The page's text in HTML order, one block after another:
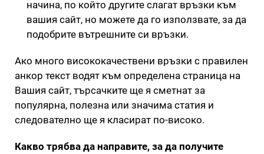
начина, по който другите слагат връзки към
вашия сайт, но можете да го използвате, за да
подобрите вътрешните си връзки.
Ако много висококачествени връзки с правилен
анкор текст водят към определена страница на
Вашия сайт, търсачките ще я сметнат за
популярна, полезна или значима статия и
следователно ще я класират по-високо.
Какво трябва да направите, за да получите